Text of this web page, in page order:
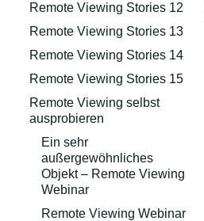
Remote Viewing Stories 12
Remote Viewing Stories 13
Remote Viewing Stories 14
Remote Viewing Stories 15
Remote Viewing selbst
ausprobieren
Ein sehr
außergewöhnliches
Objekt – Remote Viewing
Webinar
Remote Viewing Webinar